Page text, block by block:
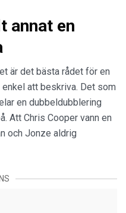
annat en
är det bästa rådet för en
att beskriva. Det som
en dubbeldubblering
Att Chris Cooper vann en
och Jonze aldrig